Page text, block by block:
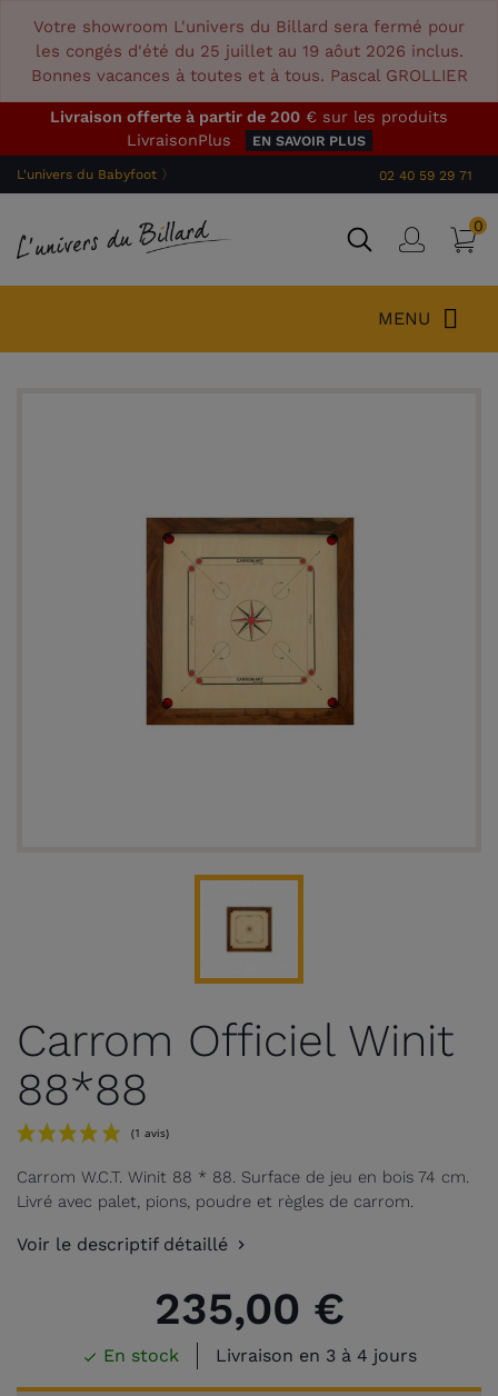
Votre showroom L'univers du Billard sera fermé pour
les congés d'été du 25 juillet au 19 aôut 2026 inclus.
Bonnes vacances à toutes et à tous. Pascal GROLLIER
Livraison offerte à partir de 200 € sur les produits
LivraisonPlus
EN SAVOIR PLUS
L'univers du Babyfoot 〉 02 40 59 29 71
0
MENU
Carrom Officiel Winit
88*88
Carrom W.C.T. Winit 88 * 88. Surface de jeu en bois 74 cm.
Livré avec palet, pions, poudre et règles de carrom.
Voir le descriptif détaillé
235,00 €
 En stock Livraison en 3 à 4 jours